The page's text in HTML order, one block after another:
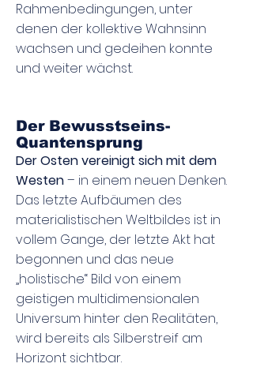
Rahmenbedingungen, unter
denen der kollektive Wahnsinn
wachsen und gedeihen konnte
und weiter wächst.
Der Bewusstseins-
Quantensprung
Der Osten vereinigt sich mit dem
Westen– in einem neuen Denken.
Das letzte Aufbäumen des
materialistischen Weltbildes ist in
vollem Gange, der letzte Akt hat
begonnen und das neue
„holistische“ Bild von einem
geistigen multidimensionalen
Universum hinter den Realitäten,
wird bereits als Silberstreif am
Horizont sichtbar.